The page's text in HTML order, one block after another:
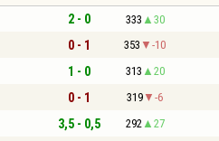
2 - 0 333 30
0 - 1 353 -10
1 - 0 313 20
0 - 1 319 -6
3,5 - 0,5 292 27